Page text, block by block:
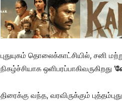
புதுயுகம் தொலைக்காட்சியில், சனி
நிகழ்ச்சியாக ஒளிபரப்பாகிவருகிறது
திரைக்கு வந்த, வரவிருக்கும்